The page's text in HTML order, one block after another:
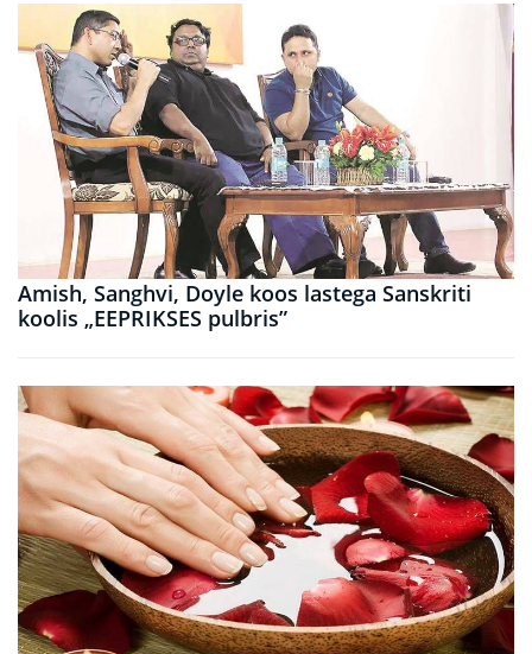
Amish, Sanghvi, Doyle koos lastega Sanskriti
koolis „EEPRIKSES pulbris”